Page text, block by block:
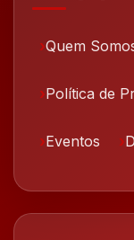
Quem
Política de
Eventos